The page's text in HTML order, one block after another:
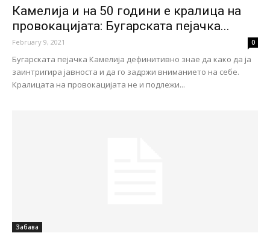
Камелија и на 50 години е кралица на
провокацијата: Бугарската пејачка...
February 9, 2021 0
Бугарската пејачка Камелија дефинитивно знае да како да ја
заинтригира јавноста и да го задржи вниманието на себе.
Кралицата на провокацијата не и подлежи...
Забава